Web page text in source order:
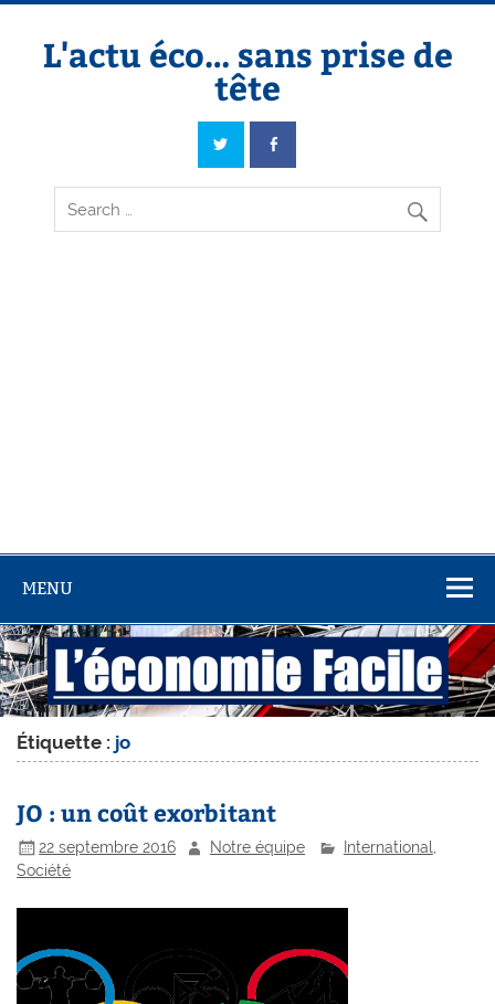
Skip
contentL'actu éco… sans prise de
tête
L'actu éco… sans prise de tête
MENU
Étiquette : jo
JO : un coût exorbitant
22 septembre 2016 Notre équipe International
Société